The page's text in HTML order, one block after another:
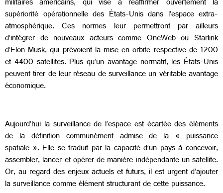
militaires américains, qui vise à réaffirmer ouvertement la
supériorité opérationnelle des États-Unis dans l’espace extra-
atmosphérique. Ces normes leur permettront par ailleurs
d’intégrer de nouveaux acteurs comme OneWeb ou Starlink
d’Elon Musk, qui prévoient la mise en orbite respective de 1200
et 4400 satellites. Plus qu’un avantage normatif, les États-Unis
peuvent tirer de leur réseau de surveillance un véritable avantage
économique.
Aujourd’hui la surveillance de l’espace est écartée des éléments
de la définition communément admise de la « puissance
spatiale ». Elle se traduit par la capacité d’un pays à concevoir,
assembler, lancer et opérer de manière indépendante un satellite.
Or, au regard des enjeux actuels et futurs, il est urgent d’ajouter
la surveillance comme élément structurant de cette puissance.